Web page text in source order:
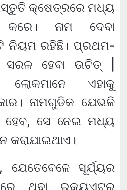
କ୍ଷେତ୍ରରେ ମଧ୍ୟ
କରେ। ନାମ ଦେବା
ନିୟମ ରହିଛି। ପ୍ରଥମ-
ସରଳ ହେବା ଉଚିତ୍ |
ଏହାକୁ
ନାମଗୁଡିକ ଯେଭଳି
ହେବ, ସେ ନେଇ ମଧ୍ୟ
କରାଯାଇଥାଏ।
ସୂର୍ଯ୍ୟର
ଥିବା ଇକ୍ୟୁଏଟର